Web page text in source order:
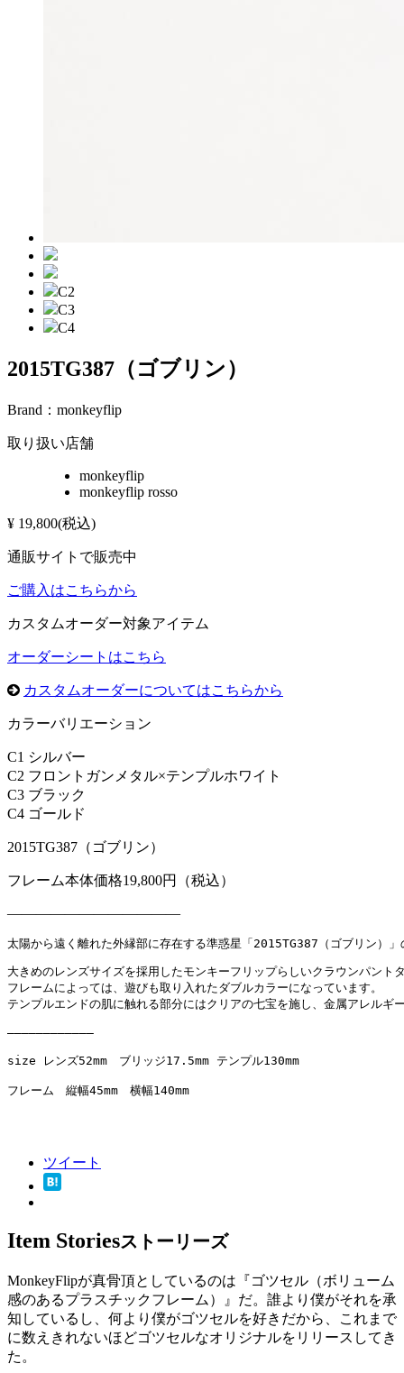
C2
C3
C4
2015TG387（ゴブリン）
Brand： monkeyflip
取り扱い店舗
monkeyflip
monkeyflip rosso
¥ 19,800(税込)
通販サイトで販売中
ご購入はこちらから
カスタムオーダー対象アイテム
オーダーシートはこちら
カスタムオーダーについてはこちらから
カラーバリエーション
C1 シルバー
C2 フロントガンメタル×テンプルホワイト
C3 ブラック
C4 ゴールド
2015TG387（ゴブリン）
フレーム本体価格19,800円（税込）
————————————
太陽から遠く離れた外縁部に存在する準惑星「2015TG387（ゴブリン）
大きめのレンズサイズを採用したモンキーフリップらしいクラウンパン
フレームによっては、遊びも取り入れたダブルカラーになっています。
テンプルエンドの肌に触れる部分にはクリアの七宝を施し、金属アレルギ
————————————
size レンズ52mm　ブリッジ17.5mm テンプル130mm
フレーム　縦幅45mm　横幅140mm
ツイート
Item Storiesストーリーズ
MonkeyFlipが真骨頂としているのは『ゴツセル（ボリューム
感のあるプラスチックフレーム）』だ。誰より僕がそれを承
知しているし、何より僕がゴツセルを好きだから、これまで
に数えきれないほどゴツセルなオリジナルをリリースしてき
た。